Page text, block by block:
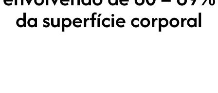
da superfície corporal